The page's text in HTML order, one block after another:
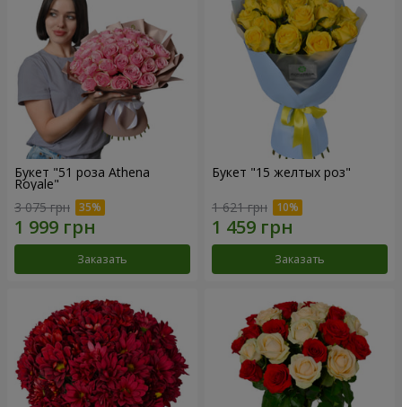
Букет "51 роза Athena
Royale"
3 075 грн
Заказать
Букет "15 желтых роз"
1 621 грн
Заказать